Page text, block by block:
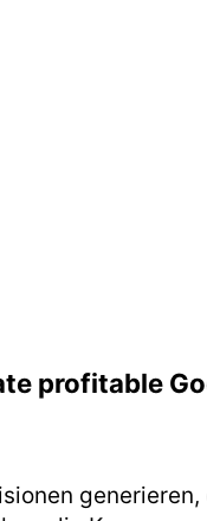
profitable